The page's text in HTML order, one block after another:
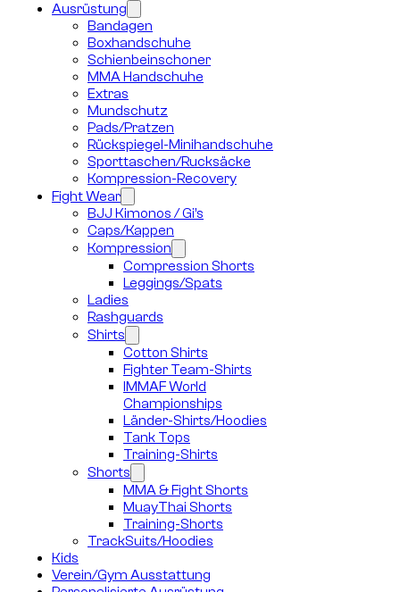
Ausrüstung
Bandagen
Boxhandschuhe
Schienbeinschoner
MMA Handschuhe
Extras
Mundschutz
Pads/Pratzen
Rückspiegel-Minihandschuhe
Sporttaschen/Rucksäcke
Kompression-Recovery
Fight Wear
BJJ Kimonos / Gi’s
Caps/Kappen
Kompression
Compression Shorts
Leggings/Spats
Ladies
Rashguards
Shirts
Cotton Shirts
Fighter Team-Shirts
IMMAF World
Championships
Länder-Shirts/Hoodies
Tank Tops
Training-Shirts
Shorts
MMA & Fight Shorts
MuayThai Shorts
Training-Shorts
TrackSuits/Hoodies
Kids
Verein/Gym Ausstattung